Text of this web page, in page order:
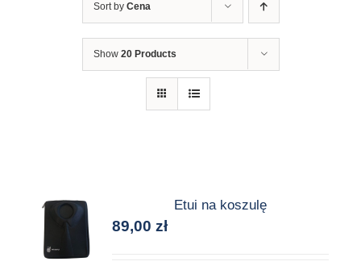
Sort by Cena
Show 20 Products
Etui na koszulę
89,00zł